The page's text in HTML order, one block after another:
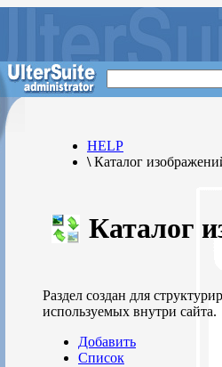
HELP
\Каталог
Каталог
Раздел создан для
используемых внутри сайта.
Добавить
Список